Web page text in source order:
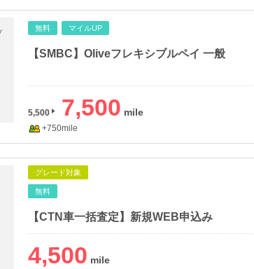
無料 マイルUP
【SMBC】Oliveフレキシブルペイ 一般
5,500 7,500
+750mile
グレード対象
無料
【CTN車一括査定】新規WEB申込み
4,500